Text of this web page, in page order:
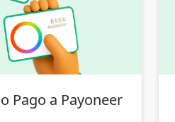
Pago a Payoneer